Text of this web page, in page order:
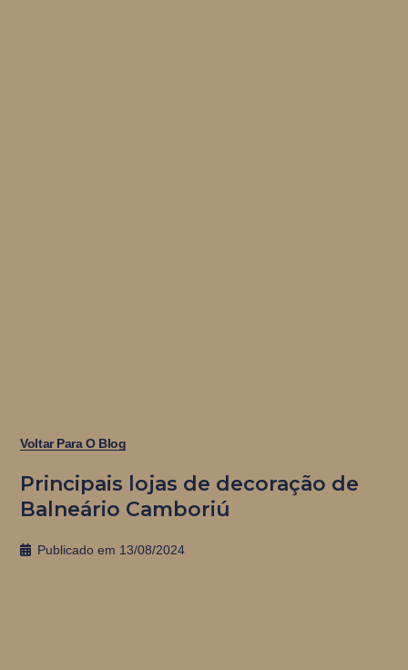
Voltar Para O Blog
Principais lojas de decoração de
Balneário Camboriú
Publicado em 13/08/2024